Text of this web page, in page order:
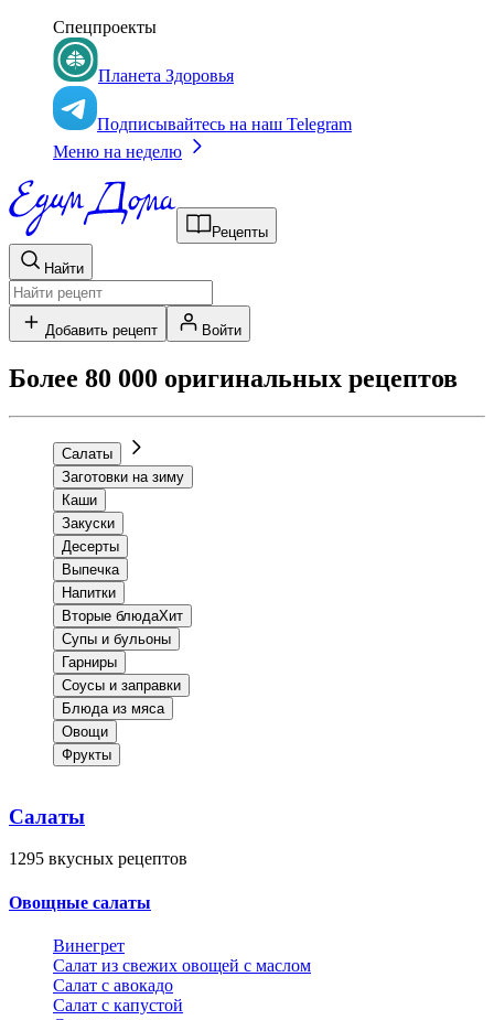
Спецпроекты
Планета Здоровья
Подписывайтесь на наш Telegram
Меню на неделю
Рецепты
Найти
Добавить рецепт Войти
Более 80 000 оригинальных рецептов
Салаты
Заготовки на зиму
Каши
Закуски
Десерты
Выпечка
Напитки
Вторые блюдаХит
Супы и бульоны
Гарниры
Соусы и заправки
Блюда из мяса
Овощи
Фрукты
Салаты
1295 вкусных рецептов
Овощные салаты
Винегрет
Салат из свежих овощей с маслом
Салат с авокадо
Салат с капустой